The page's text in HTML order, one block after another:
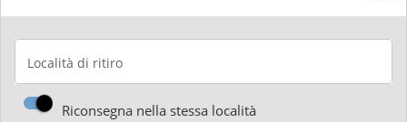
Località di ritiro
Riconsegna nella stessa località